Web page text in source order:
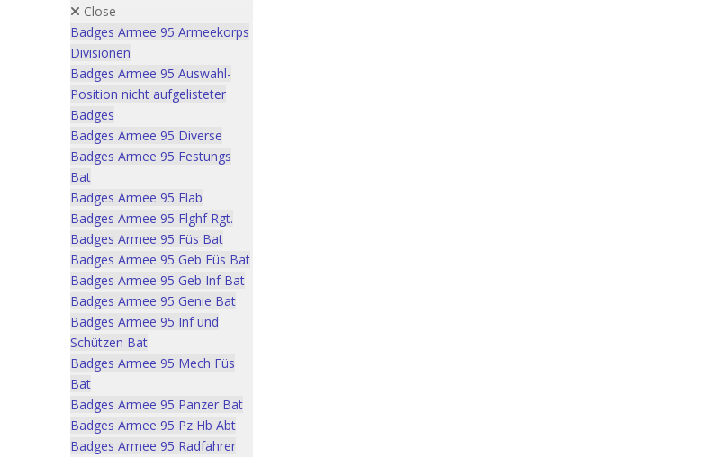
Close
Badges Armee 95 Armeekorps
Divisionen
Badges Armee 95 Auswahl-
Position nicht aufgelisteter
Badges
Badges Armee 95 Diverse
Badges Armee 95 Festungs
Bat
Badges Armee 95 Flab
Badges Armee 95 Flghf Rgt.
Badges Armee 95 Füs Bat
Badges Armee 95 Geb Füs Bat
Badges Armee 95 Geb Inf Bat
Badges Armee 95 Genie Bat
Badges Armee 95 Inf und
Schützen Bat
Badges Armee 95 Mech Füs
Bat
Badges Armee 95 Panzer Bat
Badges Armee 95 Pz Hb Abt
Badges Armee 95 Radfahrer